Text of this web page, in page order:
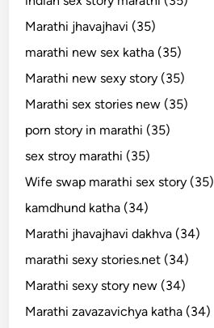
Marathi jhavajhavi (35)
marathi new sex katha (35)
Marathi new sexy story (35)
Marathi sex stories new (35)
porn story in marathi (35)
sex stroy marathi (35)
Wife swap marathi sex story (35)
kamdhund katha (34)
Marathi jhavajhavi dakhva (34)
marathi sexy stories.net (34)
Marathi sexy story new (34)
Marathi zavazavichya katha (34)